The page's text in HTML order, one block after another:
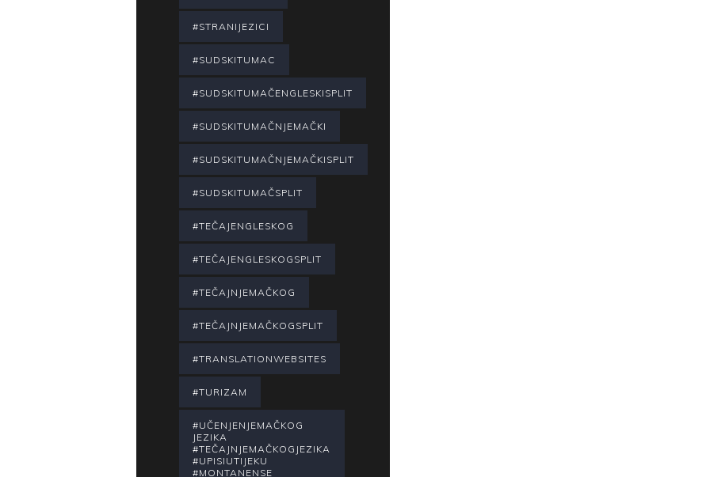
#STRANIJEZICI
#SUDSKITUMAC
#SUDSKITUMAČENGLESKISPLIT
#SUDSKITUMAČNJEMAČKI
#SUDSKITUMAČNJEMAČKISPLIT
#SUDSKITUMAČSPLIT
#TEČAJENGLESKOG
#TEČAJENGLESKOGSPLIT
#TEČAJNJEMAČKOG
#TEČAJNJEMAČKOGSPLIT
#TRANSLATIONWEBSITES
#TURIZAM
#UČENJENJEMAČKOG
JEZIKA
#TEČAJNJEMAČKOGJEZIKA
#UPISIUTIJEKU
#MONTANENSE